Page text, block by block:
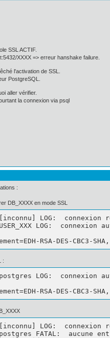
SSL ACTIF.
XXXX => erreur hanshake failure.
l'activation de SSL.
PostgreSQL.
aller vérifier.
la connexion via psql
:
DB_XXXX en mode SSL
[inconnu] LOG:
LOG:  connexion
RSA-DES-CBC3-
:
postgres LOG:
RSA-DES-CBC3-
LOG:
postgres FATAL: